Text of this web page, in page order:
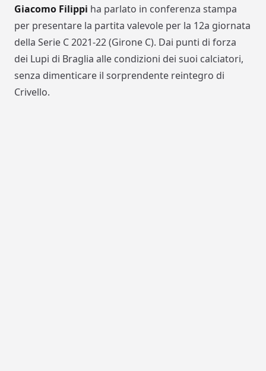
Giacomo Filippi ha parlato in conferenza stampa
per presentare la partita valevole per la 12a giornata
della Serie C 2021-22 (Girone C). Dai punti di forza
dei Lupi di Braglia alle condizioni dei suoi calciatori,
senza dimenticare il sorprendente reintegro di
Crivello.